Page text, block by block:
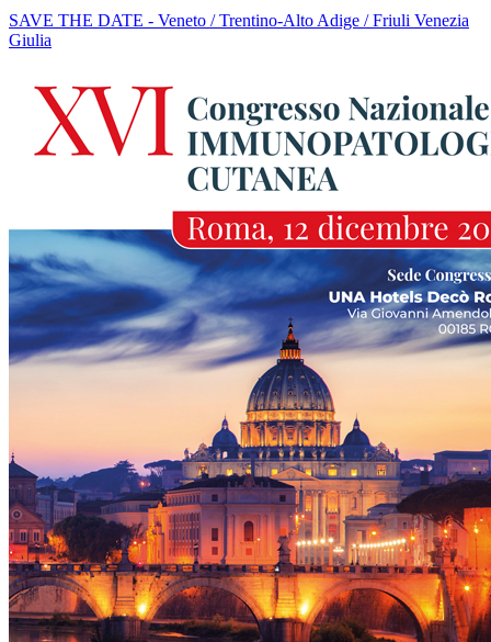
SAVE THE DATE - Veneto / Trentino-Alto Adige / Friuli Venezia
Giulia